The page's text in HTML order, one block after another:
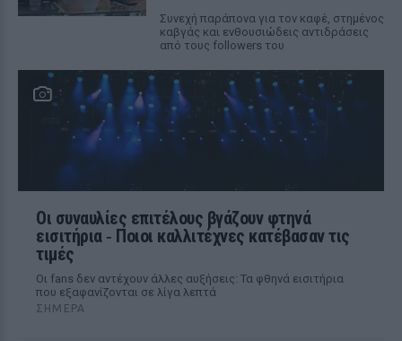
Συνεχή παράπονα για τον καφέ, στημένος
καβγάς και ενθουσιώδεις αντιδράσεις
από τους followers του
Οι συναυλίες επιτέλους βγάζουν φτηνά
εισιτήρια ‑ Ποιοι καλλιτέχνες κατέβασαν τις
τιμές
Οι fans δεν αντέχουν άλλες αυξήσεις: Τα φθηνά εισιτήρια
που εξαφανίζονται σε λίγα λεπτά
ΣΉΜΕΡΑ